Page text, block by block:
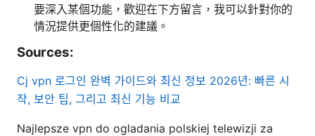
要深入某個功能，歡迎在下方留言，我可以針對你的
情況提供更個性化的建議。
Sources:
Cj vpn 로그인 완벽 가이드와 최신 정보 2026년: 빠른 시
작, 보안 팁, 그리고 최신 기능 비교
Najlepsze vpn do ogladania polskiej telewizji za